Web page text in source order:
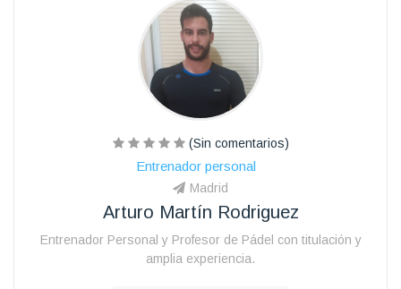
(Sin comentarios)
Entrenador personal
Madrid
Arturo Martín Rodriguez
Entrenador Personal y Profesor de Pádel con titulación y
amplia experiencia.